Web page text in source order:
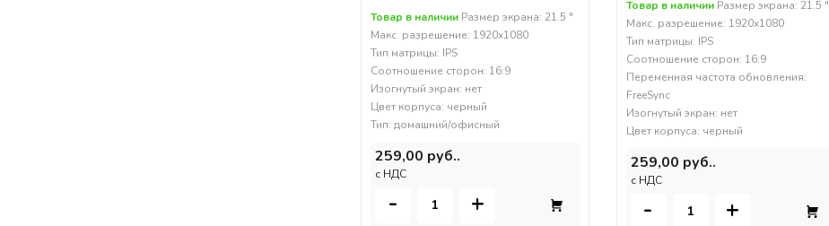
Товар в наличии Размер экрана: 21.5 "
Макс. разрешение: 1920x1080
Тип матрицы: IPS
Соотношение сторон: 16:9
Изогнутый экран: нет
Цвет корпуса: черный
Тип: домашний/офисный
259,00 руб..
c НДС
- +
Товар в наличииРазмер экрана: 21.5 "
Макс. разрешение: 1920x1080
Тип матрицы: IPS
Соотношение сторон: 16:9
Переменная частота обновления:
FreeSync
Изогнутый экран: нет
Цвет корпуса: черный
259,00 руб..
c НДС
- +